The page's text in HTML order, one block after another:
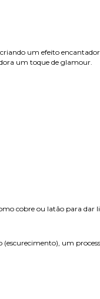
um efeito encantador
um toque de glamour.
cobre ou latão para dar
(escurecimento), um